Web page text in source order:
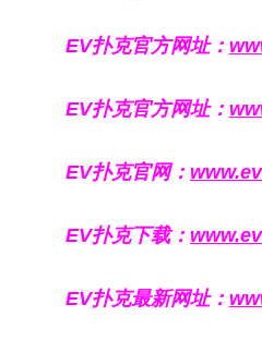
EV扑克官方网址：
EV扑克官方网址：
EV扑克官网：
EV扑克下载：
EV扑克最新网址：